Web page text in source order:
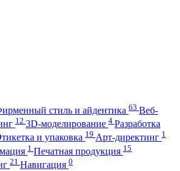
стиль и айдентика 63 Веб-
12 3D-моделирование 4 Разработка
и упаковка 19 Арт-директинг 1
1 Печатная продукция 15
21 Навигация 0